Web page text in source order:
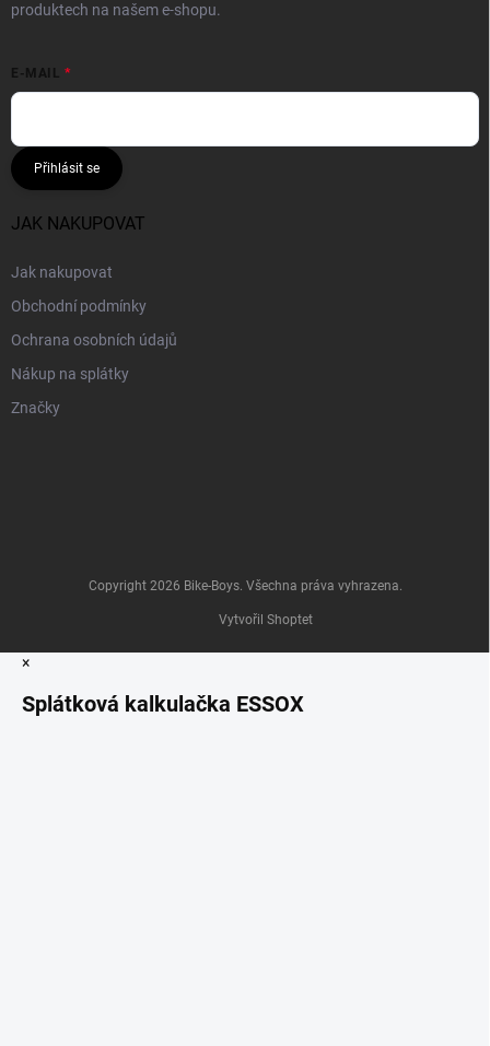
produktech na našem e-shopu.
E-MAIL
Přihlásit se
JAK NAKUPOVAT
Jak nakupovat
Obchodní podmínky
Ochrana osobních údajů
Nákup na splátky
Značky
Vytvořil Shoptet
Copyright 2026 Bike-Boys. Všechna práva vyhrazena.
×
Splátková kalkulačka ESSOX